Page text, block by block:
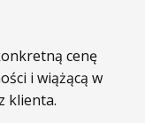
cenę
i wiążącą w
klienta.